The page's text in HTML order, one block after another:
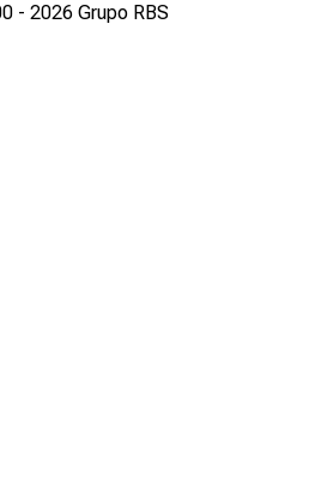
- 2026 Grupo RBS